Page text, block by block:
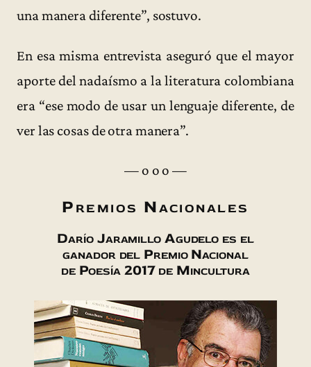
una manera diferente”, sostuvo.
En esa misma entrevista aseguró que el mayor
aporte del nadaísmo a la literatura colombiana
era “ese modo de usar un lenguaje diferente, de
ver las cosas de otra manera”.
— o o o —
Premios Nacionales
Darío Jaramillo Agudelo es el
ganador del Premio Nacional
de Poesía 2017 de Mincultura